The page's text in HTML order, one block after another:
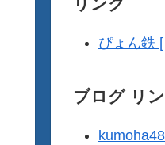
リンク
ぴょん鉄
ブログ リ